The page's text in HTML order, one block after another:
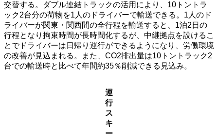
交替する。ダブル連結トラックの活用により、10トントラ
ック2台分の荷物を1人のドライバーで輸送できる。1人のド
ライバーが関東・関西間の全行程を輸送すると、1泊2日の
行程となり拘束時間が長時間化するが、中継拠点を設けるこ
とでドライバーは日帰り運行ができるようになり、労働環境
の改善が見込まれる。また、CO2排出量は10トントラック2
台での輸送時と比べて年間約35％削減できる見込み。
運
行
ス
キ
ー